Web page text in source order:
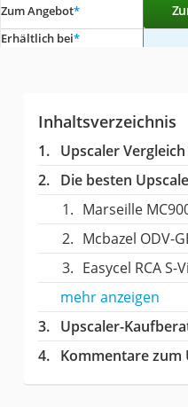
Zum Angebot*
Erhältlich bei*
Inhaltsverzeichnis
Upscaler Vergleich
Die besten
Marseille
Mcbazel ODV-
Easycel RCA
mehr anzeigen
Upscaler-
Kommentare zum